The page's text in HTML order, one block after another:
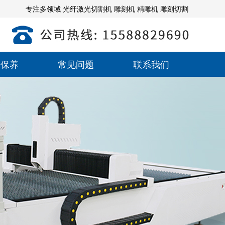
专注多领域 光纤激光切割机 雕刻机 精雕机 雕刻切割
养 常见问题 联系我们